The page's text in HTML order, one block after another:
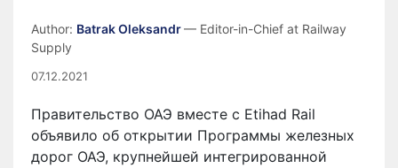
Author: Batrak Oleksandr— Editor-in-Chief at Railway
Supply
07.12.2021
Правительство ОАЭ вместе с Etihad Rail
объявило об открытии Программы железных
дорог ОАЭ, крупнейшей интегрированной